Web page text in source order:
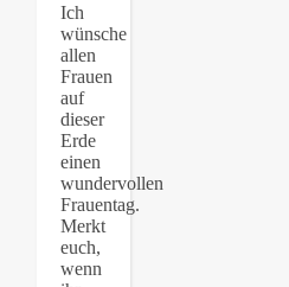
Ich
wünsche
allen
Frauen
auf
dieser
Erde
einen
wundervollen
Frauentag.
Merkt
euch,
wenn